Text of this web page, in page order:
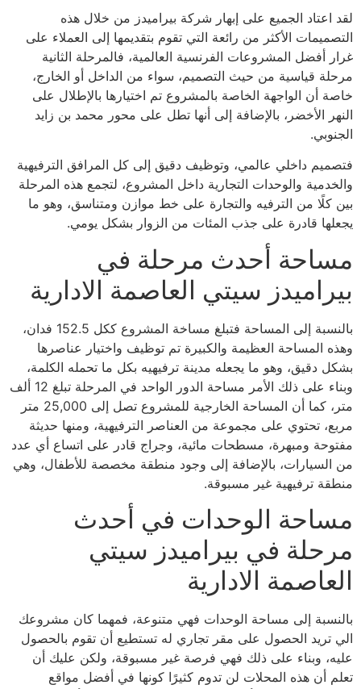
لقد اعتاد الجميع على إبهار شركة بيراميدز من خلال هذه
التصميمات الأكثر من رائعة التي تقوم بتقديمها إلى العملاء على
غرار أفضل المشروعات الفرنسية العالمية، فالمرحلة الثانية
مرحلة قياسية من حيث التصميم، سواء من الداخل أو الخارج،
خاصة أن الواجهة الخاصة بالمشروع تم اختيارها بالإطلال على
النهر الأخضر، بالإضافة إلى أنها تطل على محور محمد بن زايد
الجنوبي.
فتصميم داخلي عالمي، وتوظيف دقيق إلى كل المرافق الترفيهية
والخدمية والوحدات التجارية داخل المشروع، لتجمع هذه المرحلة
بين كلًا من الترفيه والتجارة على خط موازن ومتناسق، وهو ما
يجعلها قادرة على جذب المئات من الزوار بشكل يومي.
مساحة أحدث مرحلة في
بيراميدز سيتي العاصمة الادارية
بالنسبة إلى المساحة فتبلغ مساخة المشروع ككل 152.5 فدان،
وهذه المساحة العظيمة والكبيرة تم توظيف واختيار عناصرها
بشكل دقيق، وهو ما يجعله مدينة ترفيهيه بكل ما تحمله الكلمة،
وبناء على ذلك الأمر مساحة الدور الواحد في المرحلة تبلغ 12 ألف
متر، كما أن المساحة الخارجية للمشروع تصل إلى 25,000 متر
مربع، تحتوي على مجموعة من العناصر الترفيهية، ومنها حديثة
مفتوحة ومبهرة، مسطحات مائية، وجراج قادر على اتساع أي عدد
من السيارات، بالإضافة إلى وجود منطقة مخصصة للأطفال، وهي
منطقة ترفيهية غير مسبوقة.
مساحة الوحدات في أحدث
مرحلة في بيراميدز سيتي
العاصمة الادارية
بالنسبة إلى مساحة الوحدات فهي متنوعة، فمهما كان مشروعك
الي تريد الحصول على مقر تجاري له تستطيع أن تقوم بالحصول
عليه، وبناء على ذلك فهي فرصة غير مسبوقة، ولكن عليك أن
تعلم أن هذه المحلات لن تدوم كثيرًا كونها في أفضل مواقع